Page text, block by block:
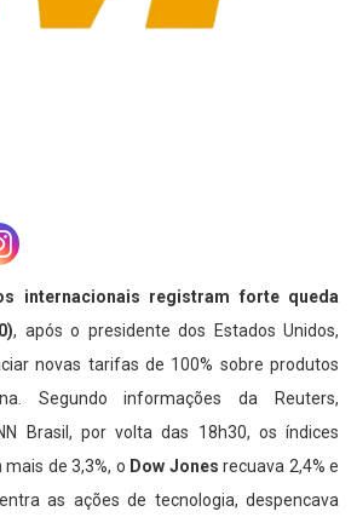
internacionais registram forte queda
, após o presidente dos Estados Unidos,
novas tarifas de 100% sobre produtos
Segundo informações da Reuters,
Brasil, por volta das 18h30, os índices
de 3,3%, o Dow Jones recuava 2,4% e
as ações de tecnologia, despencava